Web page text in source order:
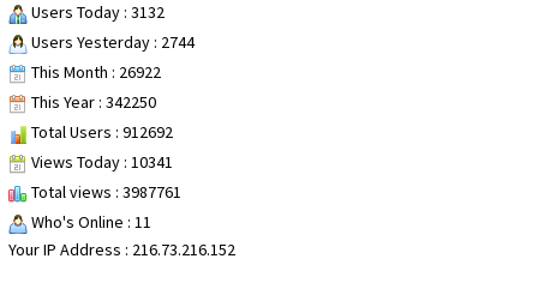
Users Today : 3132
Users Yesterday : 2744
This Month : 26922
This Year : 342250
Total Users : 912692
Views Today : 10341
Total views : 3987761
Who's Online : 11
Your IP Address : 216.73.216.152